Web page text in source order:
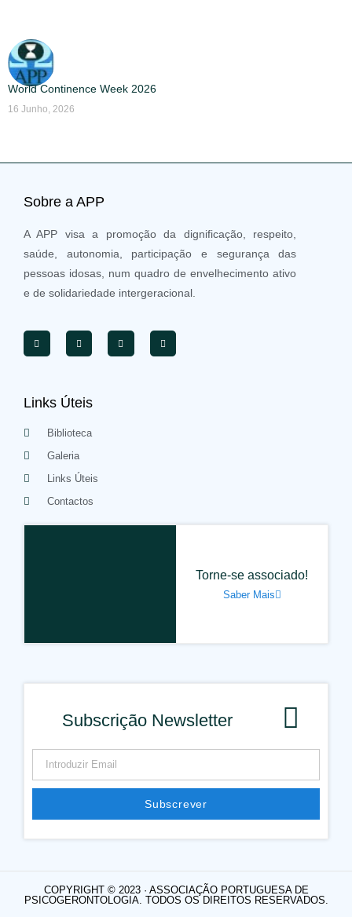
World Continence Week 2026
16 Junho, 2026
Sobre a APP
A APP visa a promoção da dignificação, respeito,
saúde, autonomia, participação e segurança das
pessoas idosas, num quadro de envelhecimento ativo
e de solidariedade intergeracional.
Links Úteis
Biblioteca
Galeria
Links Úteis
Contactos
Torne-se associado!
Saber Mais
Subscrição Newsletter
Subscrever
COPYRIGHT © 2023 · ASSOCIAÇÃO PORTUGUESA DE
PSICOGERONTOLOGIA. TODOS OS DIREITOS RESERVADOS.